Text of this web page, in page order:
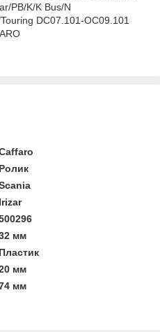
PB/K/K Bus/N
DC07.101-OC09.101
Ролик
Irizar
мм
Пластик
мм
мм